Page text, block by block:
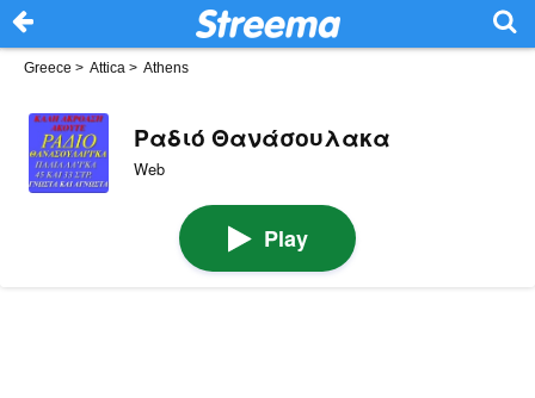
Greece > Attica > Athens
Ραδιό Θανάσουλακα
Web
Play